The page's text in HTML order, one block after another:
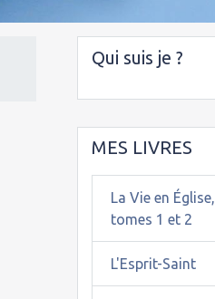
Qui suis je ?
MES LIVRES
La Vie en Église,
tomes 1 et 2
L'Esprit-Saint